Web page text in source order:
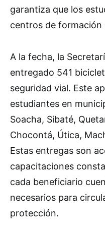
garantiza que los
centros de formación
A la fecha, la
entregado 541
seguridad vial. Este
estudiantes en
Soacha, Sibaté,
Chocontá, Útica,
Estas entregas son
capacitaciones
cada beneficiario
necesarios para
protección.